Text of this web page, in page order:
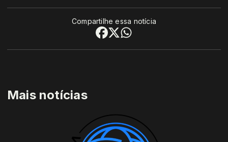
Compartilhe essa notícia
Mais notícias